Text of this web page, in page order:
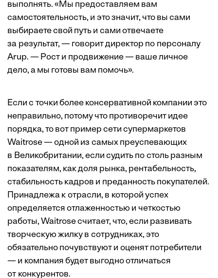
выполнять. «Мы предоставляем вам
самостоятельность, и это значит, что вы сами
выбираете свой путь и сами отвечаете
за результат, — говорит директор по персоналу
Arup. — Рост и продвижение — ваше личное
дело, а мы готовы вам помочь».
Если с точки более консервативной компании это
неправильно, потому что противоречит идее
порядка, то вот пример сети супермаркетов
Waitrose — одной из самых преуспевающих
в Великобритании, если судить по столь разным
показателям, как доля рынка, рентабельность,
стабильность кадров и преданность покупателей.
Принадлежа к отрасли, в которой успех
определяется отлаженностью и четкостью
работы, Waitrose считает, что, если развивать
творческую жилку в сотрудниках, это
обязательно почувствуют и оценят потребители
— и компания будет выгодно отличаться
от конкурентов.